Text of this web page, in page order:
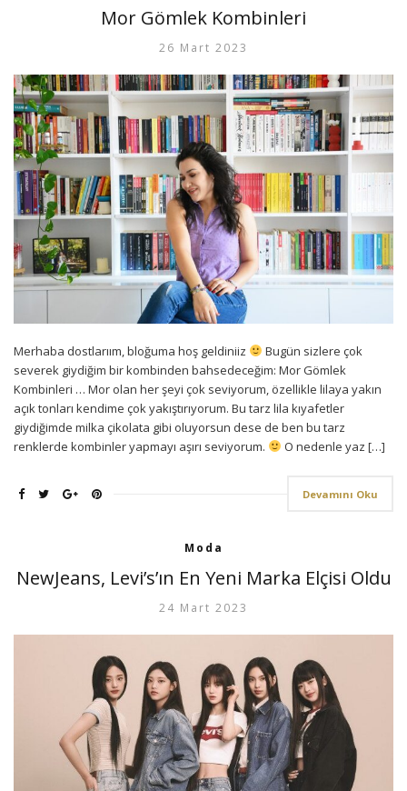
Mor Gömlek Kombinleri
26 Mart 2023
Merhaba dostlarıım, bloğuma hoş geldiniiz
Bugün sizlere çok
severek giydiğim bir kombinden bahsedeceğim: Mor Gömlek
Kombinleri … Mor olan her şeyi çok seviyorum, özellikle lilaya yakın
açık tonları kendime çok yakıştırıyorum. Bu tarz lila kıyafetler
giydiğimde milka çikolata gibi oluyorsun dese de ben bu tarz
renklerde kombinler yapmayı aşırı seviyorum.
O nedenle yaz […]
Devamını Oku
Moda
NewJeans, Levi’s’ın En Yeni Marka Elçisi Oldu
24 Mart 2023